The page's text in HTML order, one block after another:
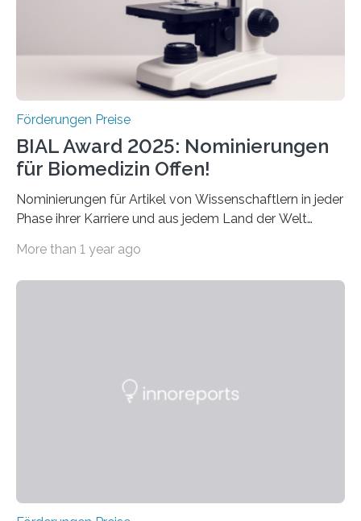
werden soll eine herausragende Doktorarbeit oder eine
hochrangige wissenschaftliche Publikation zum Thema
Förderungen Preise
BIAL Award 2025: Nominierungen
für Biomedizin Offen!
Nominierungen für Artikel von Wissenschaftlern in jeder
Phase ihrer Karriere und aus jedem Land der Welt
Leben gerufen, um die bemerkenswertesten
Foundation, des BIAL Award in Biomedicine ist in
More than 1 year ago